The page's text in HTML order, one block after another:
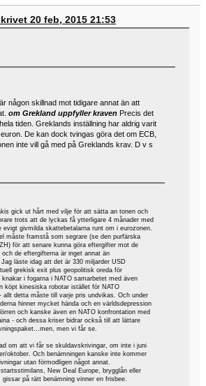
20 feb, 2015 21:53
någon skillnad mot tidigare annat än att
om Grekland uppfyller kraven Precis det
tiden. Greklands inställning har aldrig varit
De kan dock tvingas göra det om ECB,
inte vill gå med på Greklands krav. D v s
gick ut hårt med vilje för att sätta an tonen och
trots att de lyckas få ytterligare 4 månader med
evigt givmilda skattebetalarna runt om i eurozonen.
måste framstå som segrare (se den purfärska
för att senare kunna göra eftergifter mot de
de eftergifterna är inget annat än
läste idag att det är 330 miljarder USD
grekisk exit plus geopolitisk oreda för
knakar i fogarna i NATO samarbetet med även
köpt kinesiska robotar istället för NATO
allt detta måste till varje pris undvikas. Och under
hinner mycket hända och en världsdepression
och kanske även en NATO konfrontation med
- och dessa kriser bidrar också till att lättare
men vi får se.
om att vi får se skuldavskrivingar, om inte i juni
oktober. Och benämningen kanske inte kommer
utan förmodligen något annat.
New Deal Europe, brygglån eller
på rätt benämning vinner en frisbee.